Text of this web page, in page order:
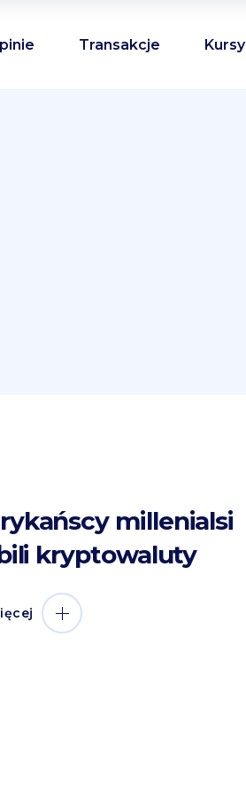
Transakcje Kursy
millenialsi
kryptowaluty